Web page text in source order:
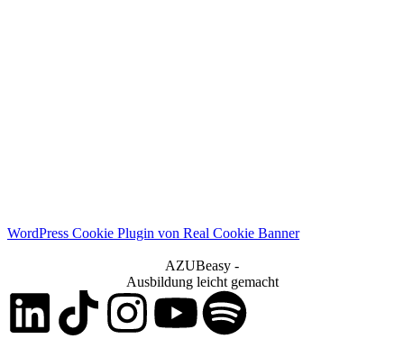
WordPress Cookie Plugin von Real Cookie Banner
AZUBeasy -
Ausbildung leicht gemacht